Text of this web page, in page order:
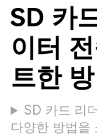
SD 카
이터
트한
SD 카드 리
다양한 방법을